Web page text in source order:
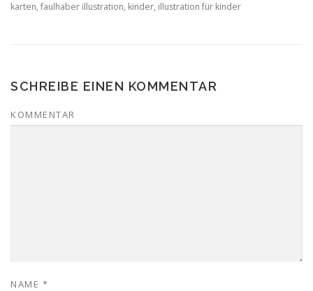
karten, faulhaber illustration, kinder, illustration für kinder
SCHREIBE EINEN KOMMENTAR
KOMMENTAR
NAME *